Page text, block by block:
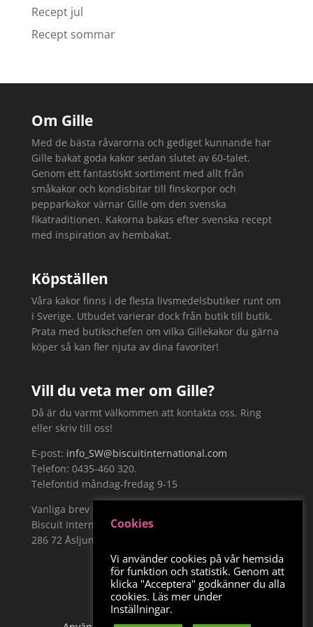
Recept jul
Recept sommar
Om Gille
Med de bästa råvarorna och gediget kunnande har
Gille bakat goda kakor sedan slutet av 60-talet.
Genom ett fantastiskt sortiment med allt från
småkakor och kondisbitar till finskorpor och
pepparkakor värnar Gille om den svenska
fikatraditionen. Kakorna bakas efter svenska recept
med inspiration av hembakat.
Köpställen
Våra kakor finns i de flesta livsmedelsbutiker runt om
i Sverige. Utbudet varierar dock från butik till butik.
Prata med butikschefen om vilka Gillekakor du gärna
köper så kan fler njuta av dina favoriter!
Vill du veta mer om Gille?
Då är du varmt välkommen att kontakta oss. Ring
eller skriv till oss!
E-post: info_SW@biscuitinternational.com
Telefon: 0435-460 320.
Telefontid måndag-fredag 9-15
Vanliga brev skickar du till:
Biscuit International Sweden AB, Näckrosvägen 19,
286 72 Åsljunga
Cookies
Vi använder cookies på vår hemsida
för funktion och statistik. Genom att
klicka "Acceptera" godkänner du alla
cookies. Läs mer under
Inställningar.